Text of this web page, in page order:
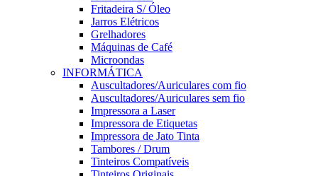
Fritadeira S/ Óleo
Jarros Elétricos
Grelhadores
Máquinas de Café
Microondas
INFORMÁTICA
Auscultadores/Auriculares com fio
Auscultadores/Auriculares sem fio
Impressora a Laser
Impressora de Etiquetas
Impressora de Jato Tinta
Tambores / Drum
Tinteiros Compatíveis